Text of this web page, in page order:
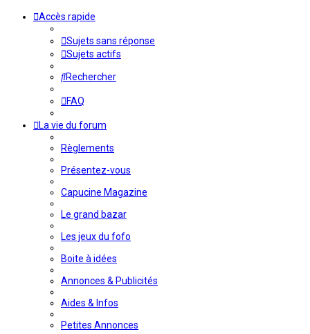
Accès rapide
Sujets sans réponse
Sujets actifs
Rechercher
FAQ
La vie du forum
Règlements
Présentez-vous
Capucine Magazine
Le grand bazar
Les jeux du fofo
Boite à idées
Annonces & Publicités
Aides & Infos
Petites Annonces